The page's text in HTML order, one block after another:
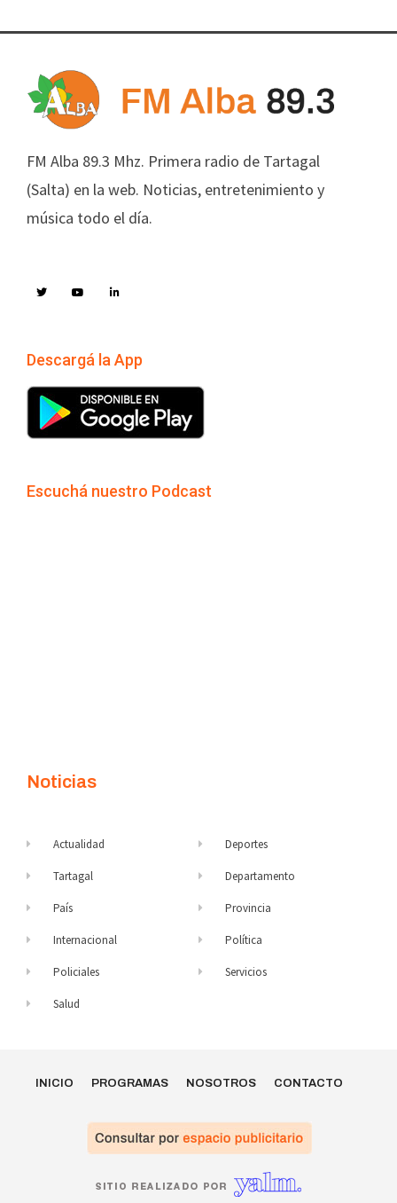
FM Alba 89.3 Mhz. Primera radio de Tartagal
(Salta) en la web. Noticias, entretenimiento y
música todo el día.
Descargá la App
Escuchá nuestro Podcast
Noticias
Actualidad
Tartagal
País
Internacional
Policiales
Salud
Deportes
Departamento
Provincia
Política
Servicios
INICIO PROGRAMAS NOSOTROS CONTACTO